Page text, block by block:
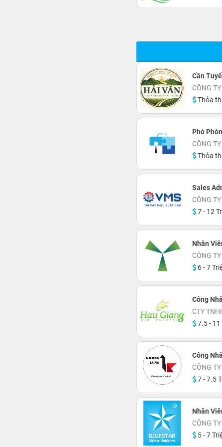
Cần
CÔNG
Thỏa
Phó
CÔNG
Thỏa
Sales
CÔNG
7 - 12
Nhân
CÔNG
6 - 7
Công
CTY
7.5 - 11
Công
CÔNG
7 - 7.5
Nhân
CÔNG
5 - 7